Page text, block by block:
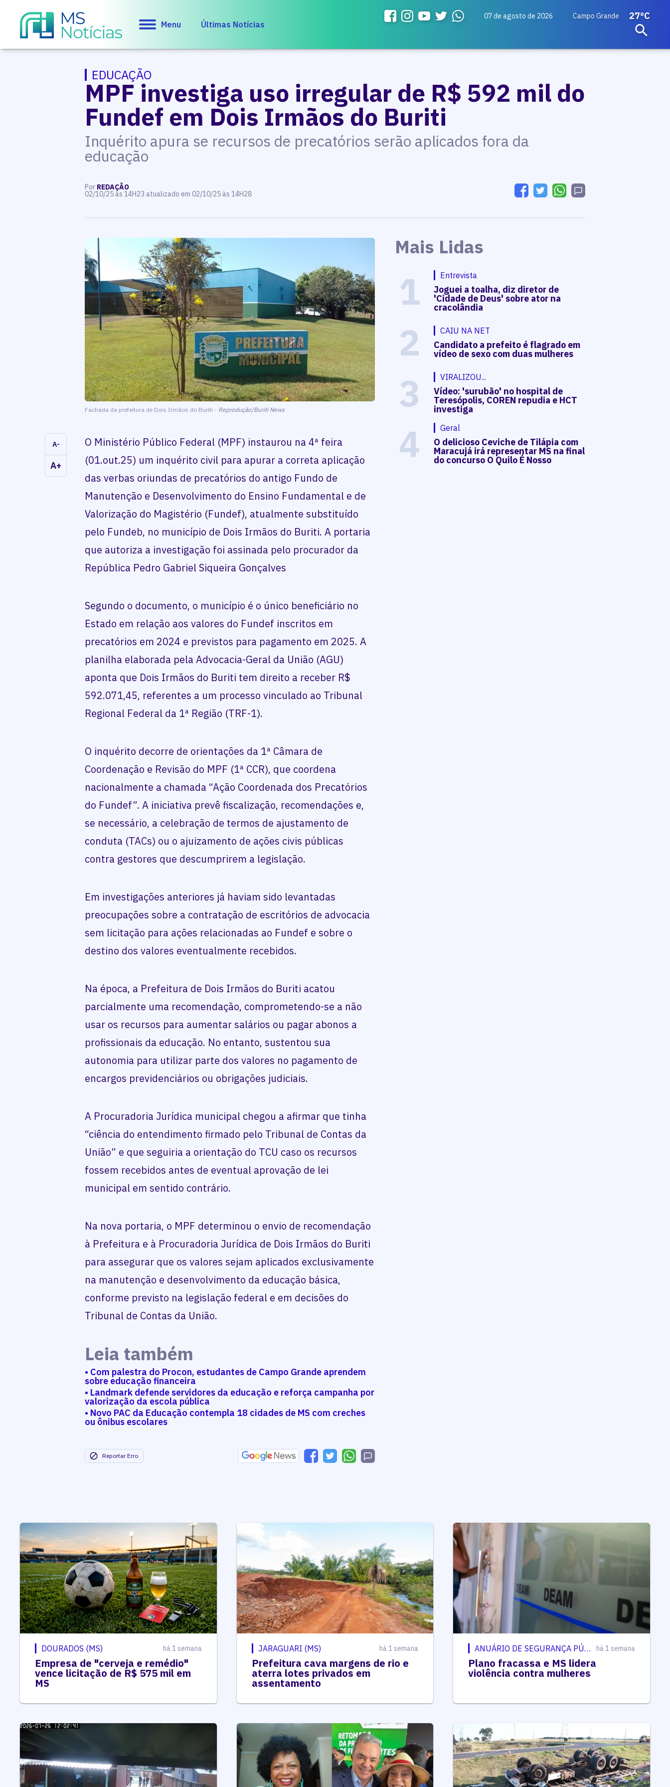
Menu Últimas Notícias
07 de agosto de 2026 Campo Grande 27ºC
EDUCAÇÃO
MPF investiga uso irregular de R$ 592 mil do
Fundef em Dois Irmãos do Buriti
Inquérito apura se recursos de precatórios serão aplicados fora da
educação
Por REDAÇÃO
02/10/25 às 14H23 atualizado em 02/10/25 às 14H28
Fachada da prefeitura de Dois Irmãos do Buriti - Reprodução/Buriti News
A-
A+
O Ministério Público Federal (MPF) instaurou na 4ª feira
(01.out.25) um inquérito civil para apurar a correta aplicação
das verbas oriundas de precatórios do antigo Fundo de
Manutenção e Desenvolvimento do Ensino Fundamental e de
Valorização do Magistério (Fundef), atualmente substituído
pelo Fundeb, no município de Dois Irmãos do Buriti. A portaria
que autoriza a investigação foi assinada pelo procurador da
República Pedro Gabriel Siqueira Gonçalves
Segundo o documento, o município é o único beneficiário no
Estado em relação aos valores do Fundef inscritos em
precatórios em 2024 e previstos para pagamento em 2025. A
planilha elaborada pela Advocacia-Geral da União (AGU)
aponta que Dois Irmãos do Buriti tem direito a receber R$
592.071,45, referentes a um processo vinculado ao Tribunal
Regional Federal da 1ª Região (TRF-1).
O inquérito decorre de orientações da 1ª Câmara de
Coordenação e Revisão do MPF (1ª CCR), que coordena
nacionalmente a chamada “Ação Coordenada dos Precatórios
do Fundef”. A iniciativa prevê fiscalização, recomendações e,
se necessário, a celebração de termos de ajustamento de
conduta (TACs) ou o ajuizamento de ações civis públicas
contra gestores que descumprirem a legislação.
Em investigações anteriores já haviam sido levantadas
preocupações sobre a contratação de escritórios de advocacia
sem licitação para ações relacionadas ao Fundef e sobre o
destino dos valores eventualmente recebidos.
Na época, a Prefeitura de Dois Irmãos do Buriti acatou
parcialmente uma recomendação, comprometendo-se a não
usar os recursos para aumentar salários ou pagar abonos a
profissionais da educação. No entanto, sustentou sua
autonomia para utilizar parte dos valores no pagamento de
encargos previdenciários ou obrigações judiciais.
A Procuradoria Jurídica municipal chegou a afirmar que tinha
“ciência do entendimento firmado pelo Tribunal de Contas da
União” e que seguiria a orientação do TCU caso os recursos
fossem recebidos antes de eventual aprovação de lei
municipal em sentido contrário.
Na nova portaria, o MPF determinou o envio de recomendação
à Prefeitura e à Procuradoria Jurídica de Dois Irmãos do Buriti
para assegurar que os valores sejam aplicados exclusivamente
na manutenção e desenvolvimento da educação básica,
conforme previsto na legislação federal e em decisões do
Tribunal de Contas da União.
Leia também
• Com palestra do Procon, estudantes de Campo Grande aprendem
sobre educação financeira
• Landmark defende servidores da educação e reforça campanha por
valorização da escola pública
• Novo PAC da Educação contempla 18 cidades de MS com creches
ou ônibus escolares
Reportar Erro
Mais Lidas
1 Entrevista
Joguei a toalha, diz diretor de
'Cidade de Deus' sobre ator na
cracolândia
2 CAIU NA NET
Candidato a prefeito é flagrado em
vídeo de sexo com duas mulheres
3 VIRALIZOU...
Vídeo: 'surubão' no hospital de
Teresópolis, COREN repudia e HCT
investiga
4 Geral
O delicioso Ceviche de Tilápia com
Maracujá irá representar MS na final
do concurso O Quilo É Nosso
DOURADOS (MS) há 1 semana
Empresa de "cerveja e remédio"
vence licitação de R$ 575 mil em
MS
JARAGUARI (MS) há 1 semana
Prefeitura cava margens de rio e
aterra lotes privados em
assentamento
ANUÁRIO DE SEGURANÇA PÚBLICA há 1 semana
Plano fracassa e MS lidera
violência contra mulheres